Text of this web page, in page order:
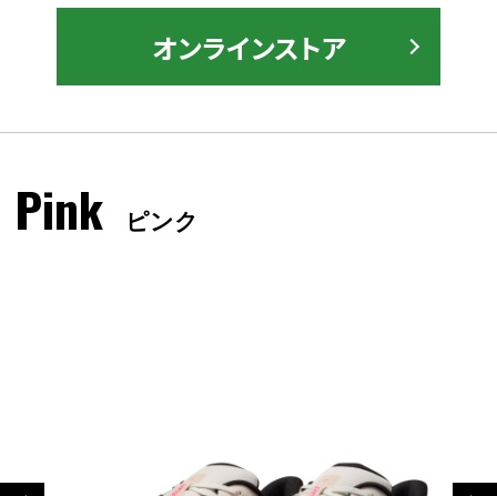
オンラインストア
Pink ピンク